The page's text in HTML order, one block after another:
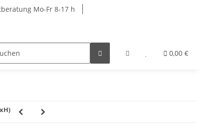
Mo-Fr 8-17 h
0,00 €
Garderobenschränke